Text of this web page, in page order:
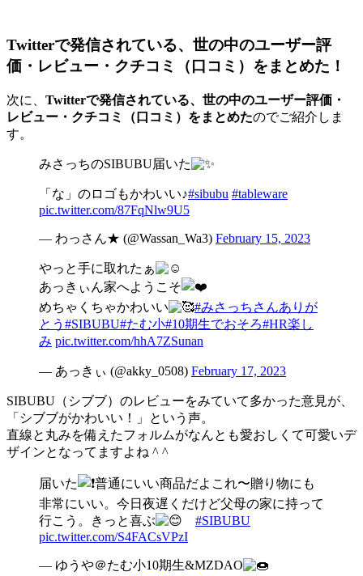
Twitterで発信されている、世の中のユーザー評
価・レビュー・クチコミ（口コミ）をまとめた！
次に、 Twitterで発信されている、世の中のユーザー評価・
レビュー・クチコミ（口コミ）をまとめたのでご紹介しま
す。
みさっちのSIBUBU届いた
「な」のロゴもかわいい♪#sibubu #tableware
pic.twitter.com/87FqNlw9U5
— わっさん★ (@Wassan_Wa3) February 15, 2023
やっと手に取れたぁ
あっきぃん家へようこそ
めちゃくちゃかわいい
#みさっちさんありが
とう #SIBUBU#たむ小#10期生でおそろ#HR楽し
み pic.twitter.com/hhA7ZSunan
— あっきぃ (@akky_0508) February 17, 2023
SIBUBU（シブブ）のレビューをみていて多かった意見が、
「シブブがかわいい！」という声。
直線と丸みを備えたフォルムがなんとも愛おしくて可愛いデ
ザインとなってますよね ^ ^
届いた
普通にいい商品だよこれ〜贈り物にも
非常にいい。今日夜遅くだけど父母の家に持って
行こう。きっと喜ぶ
#SIBUBU
pic.twitter.com/S4FACsVPzI
— ゆうや＠たむ小10期生&MZDAO